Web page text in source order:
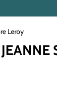
Leroy